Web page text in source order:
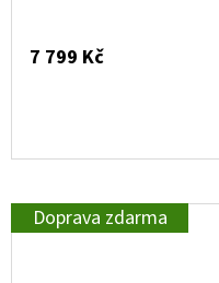
7 799 Kč
Doprava zdarma